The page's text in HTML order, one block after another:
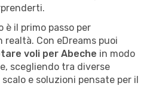
è il primo passo per
realtà. Con eDreams puoi
voli per Abeche in modo
scegliendo tra diverse
e soluzioni pensate per il